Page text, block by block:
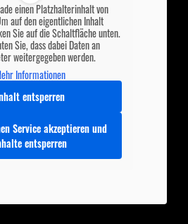
einen Platzhalterinhalt von
auf den eigentlichen Inhalt
Sie auf die Schaltfläche unten.
Sie, dass dabei Daten an
weitergegeben werden.
Informationen
entsperren
Service akzeptieren und
entsperren